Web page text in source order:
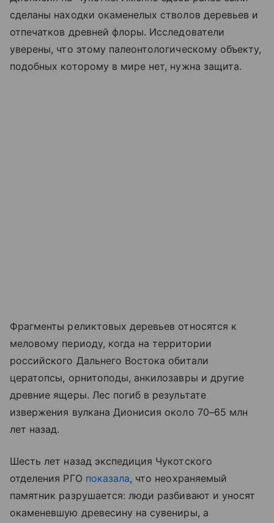
сделаны находки окаменелых стволов деревьев и
отпечатков древней флоры. Исследователи
уверены, что этому палеонтологическому объекту,
подобных которому в мире нет, нужна защита.
Фрагменты реликтовых деревьев относятся к
меловому периоду, когда на территории
российского Дальнего Востока обитали
цератопсы, орнитоподы, анкилозавры и другие
древние ящеры. Лес погиб в результате
извержения вулкана Дионисия около 70–65 млн
лет назад.
Шесть лет назад экспедиция Чукотского
отделения РГО показала, что неохраняемый
памятник разрушается: люди разбивают и уносят
окаменевшую древесину на сувениры, а